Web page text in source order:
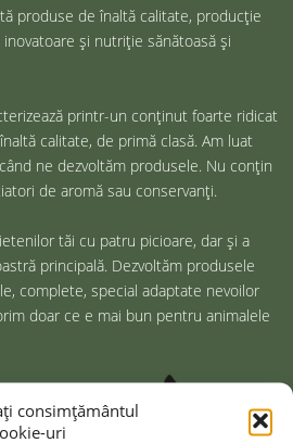
consimțământul
uri
produse de înaltă calitate, producție
și nutriție sănătoasă și
printr-un conținut foarte ridicat
calitate, de primă clasă. Am luat
ne dezvoltăm produsele. Nu conțin
de aromă sau conservanți.
tăi cu patru picioare, dar și a
principală. Dezvoltăm produsele
complete, special adaptate nevoilor
doar ce e mai bun pentru animalele